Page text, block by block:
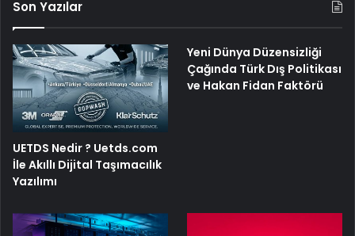
Son Yazılar
UETDS Nedir ? Uetds.com
İle Akıllı Dijital Taşımacılık
Yazılımı
Yeni Dünya Düzensizliği
Çağında Türk Dış Politikası
ve Hakan Fidan Faktörü